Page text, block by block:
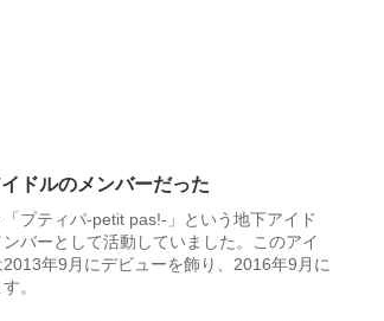
ドルのメンバーだった
プティパ-petit pas!-」という地下アイド
バーとして活動していました。このアイ
2013年9月にデビューを飾り、2016年9月に
。